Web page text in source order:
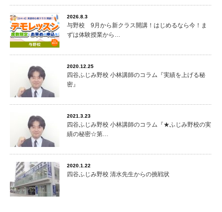
2026.8.3
与野校 9月から新クラス開講！はじめるなら今！ま
ずは体験授業から…
2020.12.25
四谷ふじみ野校 小林講師のコラム『実績を上げる秘
密』
2021.3.23
四谷ふじみ野校 小林講師のコラム『★ふじみ野校の実
績の秘密☆第…
2020.1.22
四谷ふじみ野校 清水先生からの挑戦状